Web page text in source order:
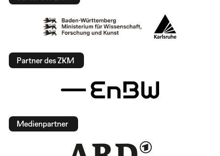
Partner des ZKM
Medienpartner